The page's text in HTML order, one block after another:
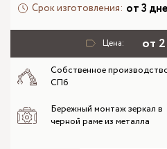
Срок изготовления: от 3
Цена: от
Собственное
СПб
Бережный монтаж зеркал в
черной раме из металла